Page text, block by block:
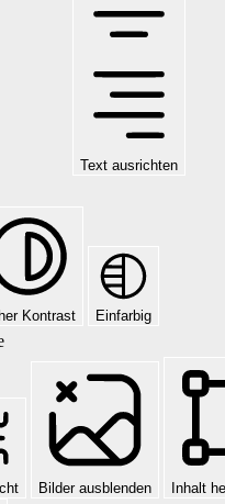
Text ausrichten
Kontrast Einfarbig
Bilder ausblenden Inhalt